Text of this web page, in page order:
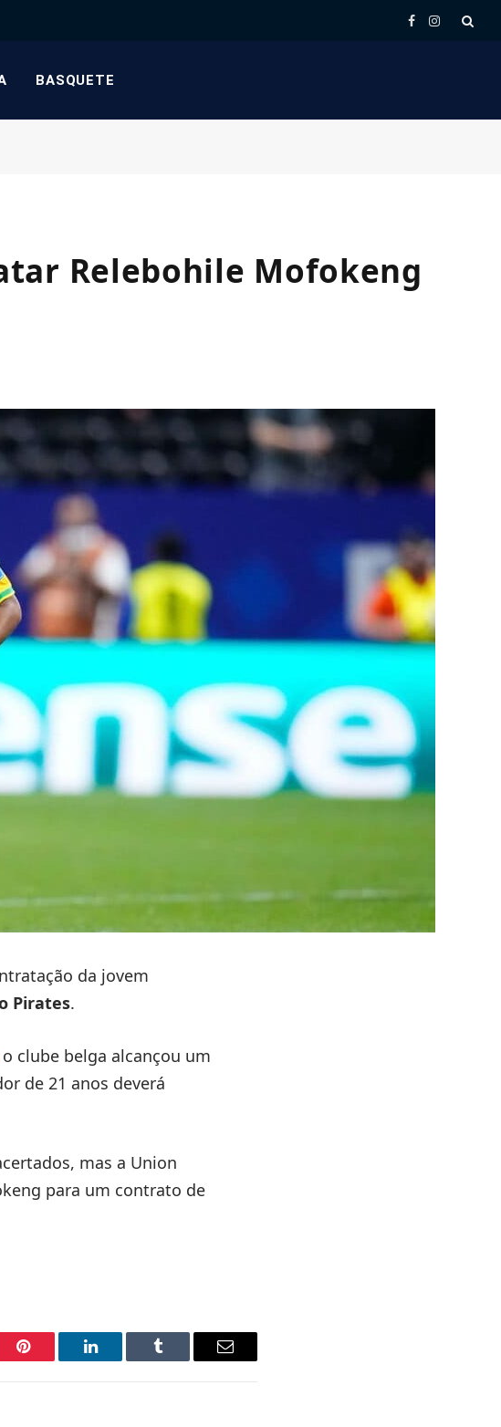
Facebook
Instagram
BASQUETE
Relebohile Mofokeng
da jovem
Pirates.
o clube belga alcançou um
de 21 anos deverá
mas a Union
para um contrato de
Pinterest LinkedIn Tumblr Email